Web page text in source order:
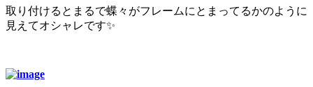
取り付けるとまるで蝶々がフレームにとまってるかのように
見えてオシャレです✨